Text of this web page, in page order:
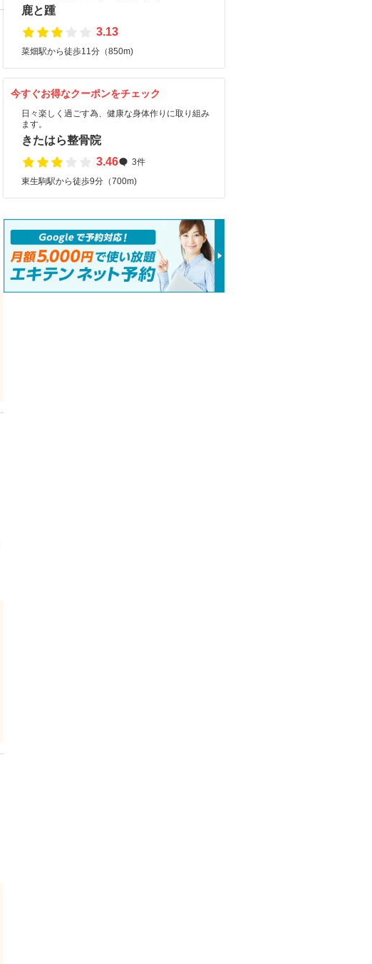
鹿と踵
3.13
菜畑駅から徒歩11分（850m)
今すぐお得なクーポンをチェック
日々楽しく過ごす為、健康な身体作りに取り組み
ます。
きたはら整骨院
3.46
3件
東生駒駅から徒歩9分（700m)